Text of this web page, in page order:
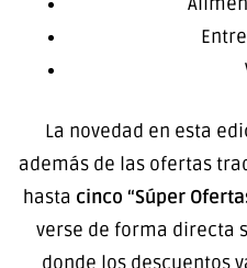
La novedad en esta
además de las ofertas
hasta cinco “Súper
verse de forma directa
donde los descuentos